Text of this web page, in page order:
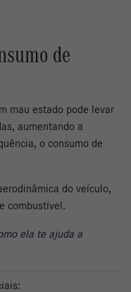
de
mau estado pode levar
aumentando a
o consumo de
do veículo,
combustível.
ela te ajuda a